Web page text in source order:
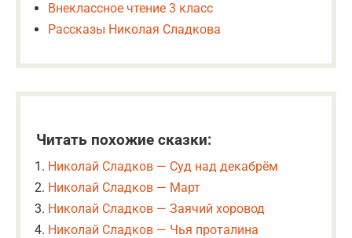
Внеклассное чтение 3 класс
Рассказы Николая Сладкова
Читать похожие сказки:
Николай Сладков — Суд над декабрём
Николай Сладков — Март
Николай Сладков — Заячий хоровод
Николай Сладков — Чья проталина